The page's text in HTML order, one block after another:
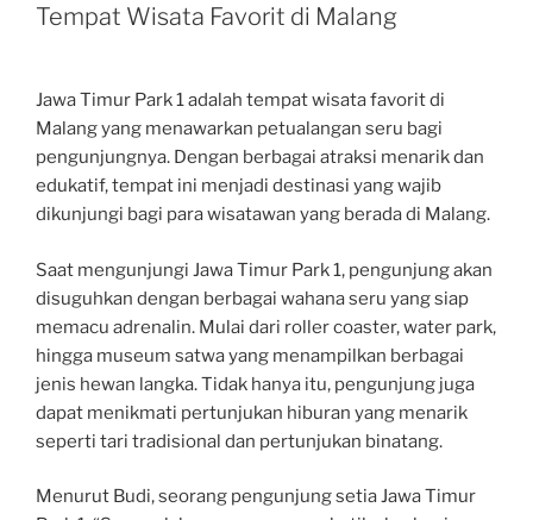
Tempat Wisata Favorit di Malang
Jawa Timur Park 1 adalah tempat wisata favorit di
Malang yang menawarkan petualangan seru bagi
pengunjungnya. Dengan berbagai atraksi menarik dan
edukatif, tempat ini menjadi destinasi yang wajib
dikunjungi bagi para wisatawan yang berada di Malang.
Saat mengunjungi Jawa Timur Park 1, pengunjung akan
disuguhkan dengan berbagai wahana seru yang siap
memacu adrenalin. Mulai dari roller coaster, water park,
hingga museum satwa yang menampilkan berbagai
jenis hewan langka. Tidak hanya itu, pengunjung juga
dapat menikmati pertunjukan hiburan yang menarik
seperti tari tradisional dan pertunjukan binatang.
Menurut Budi, seorang pengunjung setia Jawa Timur